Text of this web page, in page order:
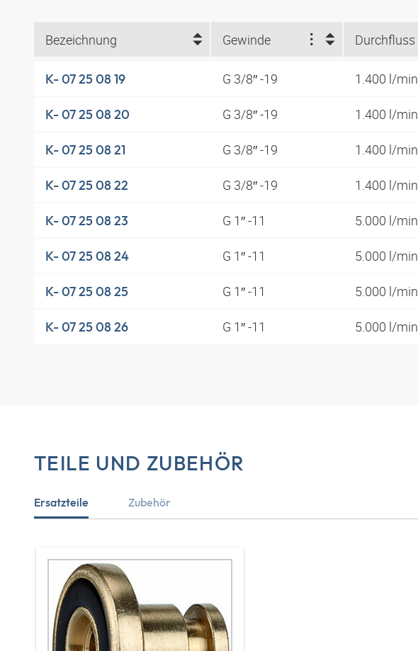
Bezeichnung Gewinde
K- 07 25 08 19 G 3/8″ -19 1.400 l/min
K- 07 25 08 20 G 3/8″ -19 1.400 l/min
K- 07 25 08 21 G 3/8″ -19 1.400 l/min
K- 07 25 08 22 G 3/8″ -19 1.400 l/min
K- 07 25 08 23 G 1″ -11 5.000 l/min
K- 07 25 08 24 G 1″ -11 5.000 l/min
K- 07 25 08 25 G 1″ -11 5.000 l/min
K- 07 25 08 26 G 1″ -11 5.000 l/min
TEILE UND ZUBEHÖR
Ersatzteile Zubehör